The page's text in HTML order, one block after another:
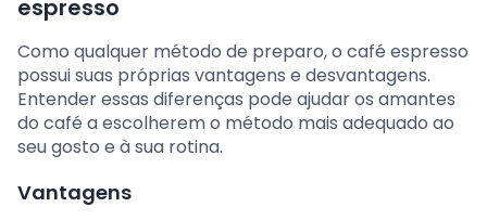
espresso
Como qualquer método de preparo, o café espresso
possui suas próprias vantagens e desvantagens.
Entender essas diferenças pode ajudar os amantes
do café a escolherem o método mais adequado ao
seu gosto e à sua rotina.
Vantagens